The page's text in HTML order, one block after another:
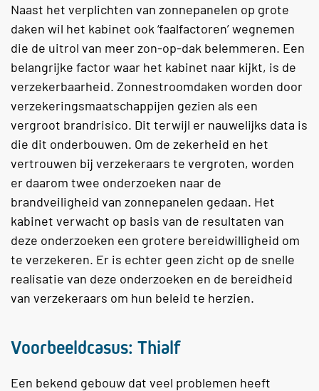
Naast het verplichten van zonnepanelen op grote
daken wil het kabinet ook ‘faalfactoren’ wegnemen
die de uitrol van meer zon-op-dak belemmeren. Een
belangrijke factor waar het kabinet naar kijkt, is de
verzekerbaarheid. Zonnestroomdaken worden door
verzekeringsmaatschappijen gezien als een
vergroot brandrisico. Dit terwijl er nauwelijks data is
die dit onderbouwen. Om de zekerheid en het
vertrouwen bij verzekeraars te vergroten, worden
er daarom twee onderzoeken naar de
brandveiligheid van zonnepanelen gedaan. Het
kabinet verwacht op basis van de resultaten van
deze onderzoeken een grotere bereidwilligheid om
te verzekeren. Er is echter geen zicht op de snelle
realisatie van deze onderzoeken en de bereidheid
van verzekeraars om hun beleid te herzien.
Voorbeeldcasus: Thialf
Een bekend gebouw dat veel problemen heeft